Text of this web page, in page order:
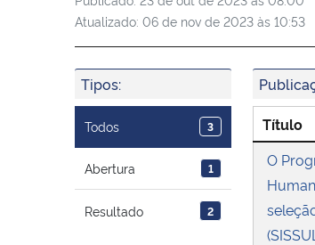
Atualizado: 06 de nov de 2023 às 10:53
Tipos:
Todos 3
Abertura 1
Resultado 2
Título
O